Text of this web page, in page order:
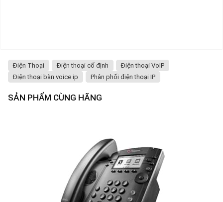
Điện Thoại Điện thoại cố định
Điện thoại VoIP
Điện thoại bàn voice ip
Phân phối điện thoại IP
SẢN PHẨM CÙNG HÃNG